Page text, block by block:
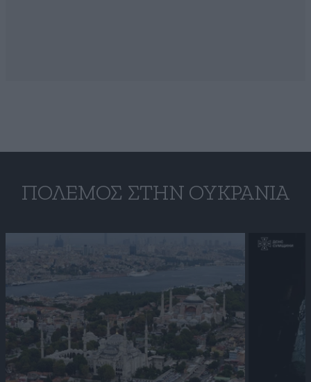
ΠΌΛΕΜΟΣ ΣΤΗΝ ΟΥΚΡΑΝΊΑ